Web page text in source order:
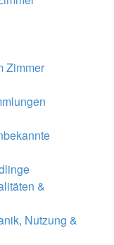
Zimmer
&
Nutzung &